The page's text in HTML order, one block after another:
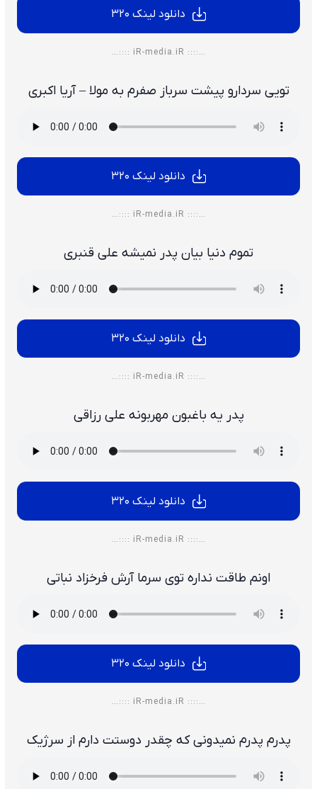
دانلود لینک 320
…:::: iR-media.iR ::::…
تویی سردارو پیشت سرباز صفرم به مولا – آریا اکبری
دانلود لینک 320
…:::: iR-media.iR ::::…
تموم دنیا بیان پدر نمیشه علی قنبری
دانلود لینک 320
…:::: iR-media.iR ::::…
پدر یه باغبون مهربونه علی رزاقی
دانلود لینک 320
…:::: iR-media.iR ::::…
اونم طاقت نداره توی سرما آرش فرخزاد نباتی
دانلود لینک 320
…:::: iR-media.iR ::::…
پدرم پدرم نمیدونی که چقدر دوستت دارم از سرژیک